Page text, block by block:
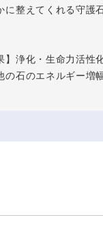
に整えてくれる守護
】浄化・生命力活性
の石のエネルギー増